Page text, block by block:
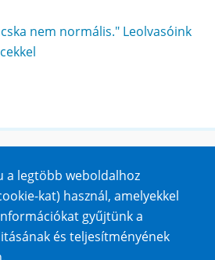
nem normális." Leolvasóink
a legtöbb weboldalhoz
kat) használ, amelyekkel
gyűjtünk a
és teljesítményének